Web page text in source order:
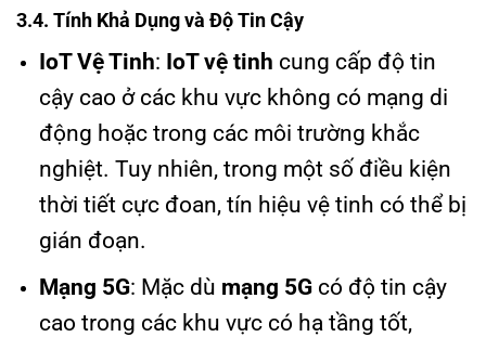
3.4. Tính Khả Dụng và Độ Tin Cậy
IoT Vệ Tinh: IoT vệ tinh cung cấp độ tin
cậy cao ở các khu vực không có mạng di
động hoặc trong các môi trường khắc
nghiệt. Tuy nhiên, trong một số điều kiện
thời tiết cực đoan, tín hiệu vệ tinh có thể bị
gián đoạn.
Mạng 5G: Mặc dù mạng 5Gcó độ tin cậy
cao trong các khu vực có hạ tầng tốt,